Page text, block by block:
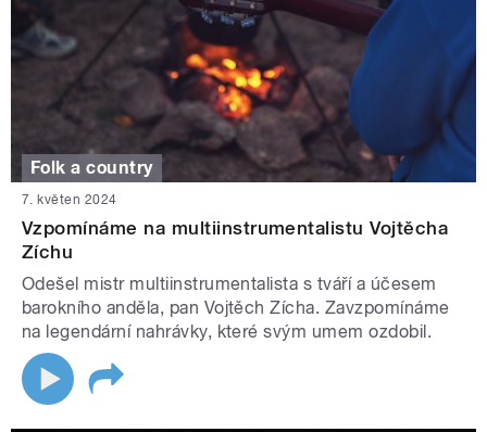
Folk a country
7. květen 2024
Vzpomínáme na multiinstrumentalistu Vojtěcha
Zíchu
Odešel mistr multiinstrumentalista s tváří a účesem
barokního anděla, pan Vojtěch Zícha. Zavzpomínáme
na legendární nahrávky, které svým umem ozdobil.